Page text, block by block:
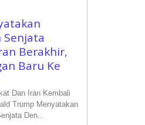
Senjata
Berakhir,
Baru Ke
Dan Iran Kembali
Trump Menyatakan
Den...